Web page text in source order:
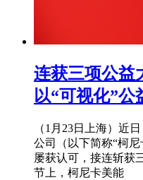
连获三项公益
以“可视化”公
（1月23日上海）近
公司（以下简称“柯
屡获认可，接连斩
节上，柯尼卡美能